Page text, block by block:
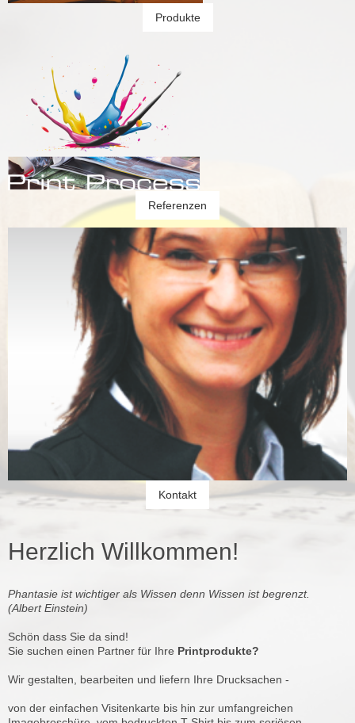
Produkte
Referenzen
Kontakt
Herzlich Willkommen!
Phantasie ist wichtiger als Wissen denn Wissen ist begrenzt.
(Albert Einstein)
Schön dass Sie da sind!
Sie suchen einen Partner für Ihre Printprodukte?
Wir gestalten, bearbeiten und liefern Ihre Drucksachen -
von der einfachen Visitenkarte bis hin zur umfangreichen